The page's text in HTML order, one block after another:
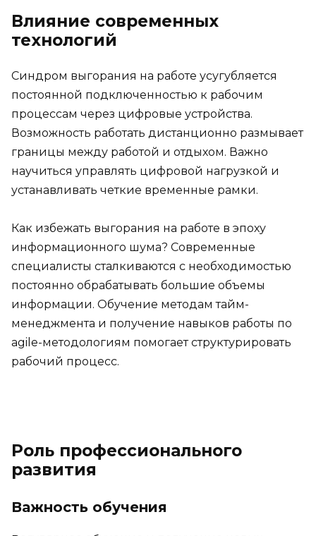
Влияние современных
технологий
Синдром выгорания на работе усугубляется
постоянной подключенностью к рабочим
процессам через цифровые устройства.
Возможность работать дистанционно размывает
границы между работой и отдыхом. Важно
научиться управлять цифровой нагрузкой и
устанавливать четкие временные рамки.
Как избежать выгорания на работе в эпоху
информационного шума? Современные
специалисты сталкиваются с необходимостью
постоянно обрабатывать большие объемы
информации. Обучение методам тайм-
менеджмента и получение навыков работы по
agile-методологиям помогает структурировать
рабочий процесс.
Роль профессионального
развития
Важность обучения